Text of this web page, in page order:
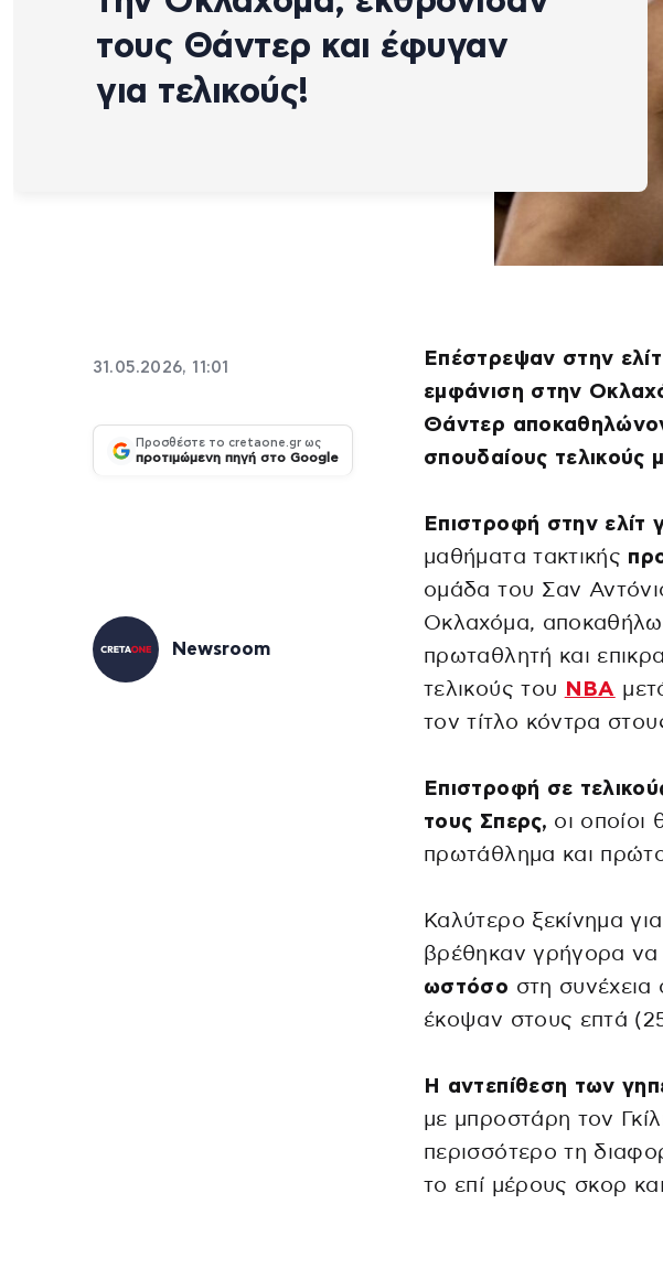
τους Θάντερ και έφυγαν
για τελικούς!
31.05.2026, 11:01
Προσθέστε το cretaone.gr ως
προτιμώμενη πηγή στο Google
Newsroom
Επέστρεψαν στην
εμφάνιση στην
Θάντερ
σπουδαίους τελικούς
Επιστροφή στην ελίτ
μαθήματα τακτικής
ομάδα του Σαν
Οκλαχόμα,
πρωταθλητή και
τελικούς του
ΝΒΑ
τον τίτλο κόντρα
Επιστροφή σε
τους Σπερς, oι οποίοι
πρωτάθλημα και
Καλύτερο ξεκίνημα
βρέθηκαν γρήγορα να
ωστόσο στη συνέχεια
έκοψαν στους επτά
Η αντεπίθεση των
με μπροστάρη τον
περισσότερο τη
το επί μέρους σκορ